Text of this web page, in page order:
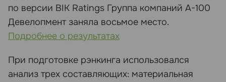
по версии BIK Ratings Группа компаний А-100
Девелопмент заняла восьмое место.
Подробнее о результатах
При подготовке рэнкинга использовался
анализ трех составляющих: материальная